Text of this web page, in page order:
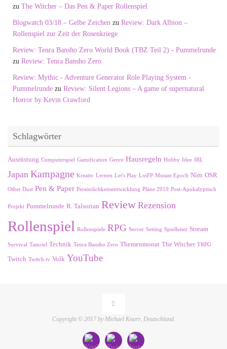
zu The Witcher – Das Pen & Paper Rollenspiel
Blogwatch 03/18 – Gelbe Zeichen zu Review: Dark Albion –
Rollenspiel zur Zeit der Rosenkriege
Review: Tenra Bansho Zero World Book (TBZ Teil 2) - Pummelrunde
zu Review: Tenra Bansho Zero
Review: Mythic - Adventure Generator Role Playing System -
Pummelrunde zu Review: Silent Legions – A game of supernatural
Horror by Kevin Crawford
Schlagwörter
Ausrüstung Computerspiel Gamification Genre Hausregeln Hobby Idee IRL
Japan Kampagne Kreativ Lernen Let's Play LotFP Mutant Epoch Nirn OSR
Other Dust Pen & Paper Persönlichkeitsentwicklung Pläne 2019 Post-Apokalyptisch
Projekt Pummelrunde R. Talsorian Review Rezension
Rollenspiel Rollenspiele RPG Server Setting Spielleiter Stream
Survival Tamriel Technik Tenra Bansho Zero Themenmonat The Witcher TRPG
Twitch Twitch.tv Volk YouTube
Copyright © 2017 by Michael Knarr, Deutschland.